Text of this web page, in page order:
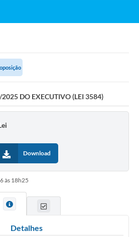
2025 DO EXECUTIVO (LEI 3584)
Download
às 18h25
Detalhes